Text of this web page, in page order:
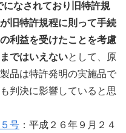
なされており旧特許規
旧特許規程に則って手続
利益を受けたことを考慮
ではいえないとして、原
品は特許発明の実施品で
判決に影響していると思
号 ：平成２６年９月２４